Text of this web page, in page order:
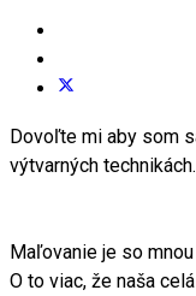
Dovoľte mi aby som
výtvarných technikách.
Maľovanie je so
O to viac, že naša